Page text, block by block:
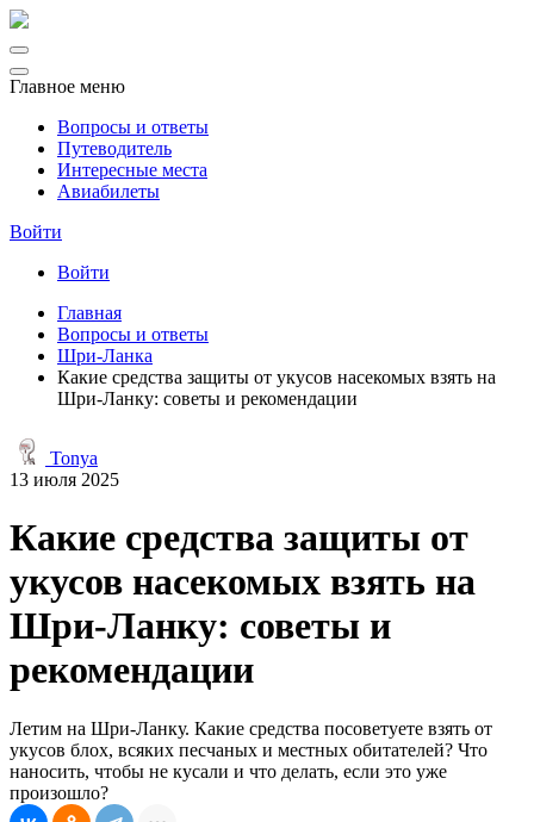
Главное меню
Вопросы и ответы
Путеводитель
Интересные места
Авиабилеты
Войти
Войти
Главная
Вопросы и ответы
Шри-Ланка
Какие средства защиты от укусов насекомых взять на
Шри-Ланку: советы и рекомендации
Tonya
13 июля 2025
Какие средства защиты от
укусов насекомых взять на
Шри-Ланку: советы и
рекомендации
Летим на Шри-Ланку. Какие средства посоветуете взять от
укусов блох, всяких песчаных и местных обитателей? Что
наносить, чтобы не кусали и что делать, если это уже
произошло?